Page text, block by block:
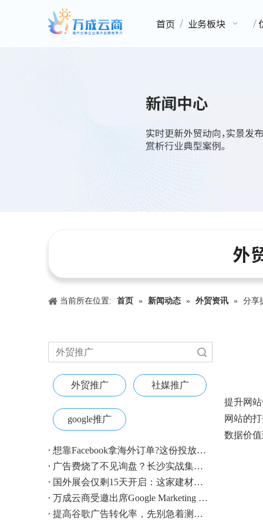
首页 业务板块
外
当前所在位置: 首页 » 新闻动态 » 外贸资讯 » 分享
外贸推广 社媒推广
google推广
想靠Facebook拿海外订单?这份投放指南收好
广告费烧了不见询盘？长沙实战集训即将开营，教您SEM投放+GEO流量收割，把预算变成真订单
国外展会仅剩15天开启：这家建材B2B企业如何用$4.1撬动近500条本地经销商线索？
万成云商受邀出席Google Marketing Live 2026，以AI之力领航出海增长新浪潮
提高谷歌广告转化率，先别急着测CTA——把这4个基础动作做对，比什么都管用
提升网
网站的
数据价